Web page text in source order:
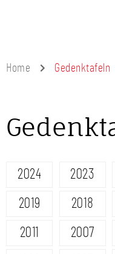
Home Gedenktafeln
2024 2023
2019
2018
2011
2007